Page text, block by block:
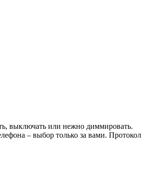
выключать или нежно диммировать.
– выбор только за вами. Протокол